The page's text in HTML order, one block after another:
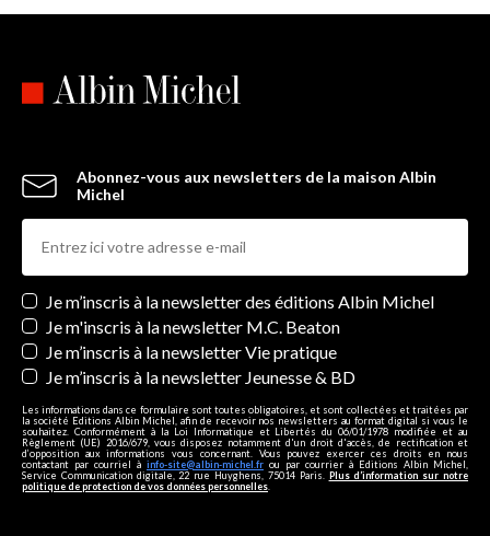
Abonnez-vous aux newsletters de la maison Albin
Michel
Newsletters
Je m’inscris à la newsletter des éditions Albin Michel
Je m'inscris à la newsletter M.C. Beaton
Je m’inscris à la newsletter Vie pratique
Je m’inscris à la newsletter Jeunesse & BD
Les informations dans ce formulaire sont toutes obligatoires, et sont collectées et traitées par
la société Editions Albin Michel, afin de recevoir nos newsletters au format digital si vous le
souhaitez. Conformément à la Loi Informatique et Libertés du 06/01/1978 modifiée et au
Règlement (UE) 2016/679, vous disposez notamment d'un droit d'accès, de rectification et
d’opposition aux informations vous concernant. Vous pouvez exercer ces droits en nous
contactant par courriel à info-site@albin-michel.fr ou par courrier à Editions Albin Michel,
Service Communication digitale, 22 rue Huyghens, 75014 Paris. Plus d’information sur notre
politique de protection de vos données personnelles